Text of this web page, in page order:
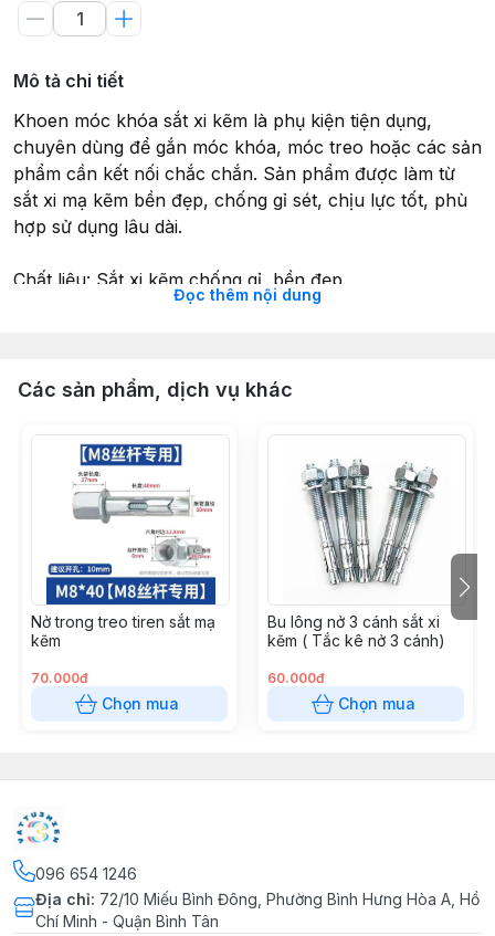
Mô tả chi tiết
Khoen móc khóa sắt xi kẽm là phụ kiện tiện dụng,
chuyên dùng để gắn móc khóa, móc treo hoặc các sản
phẩm cần kết nối chắc chắn. Sản phẩm được làm từ
sắt xi mạ kẽm bền đẹp, chống gỉ sét, chịu lực tốt, phù
hợp sử dụng lâu dài.
Chất liệu: Sắt xi kẽm chống gỉ, bền đẹp.
dùng trong môi trường bình thường.
Kích thước: Đa dạng, phù hợp nhiều nhu cầu sử dụng.
Lợi ích khi sử dụng
Giúp gắn móc khóa nhanh chóng, chắc chắn.
Đảm bảo độ bền và tính thẩm mỹ cao.
Thích hợp cho thợ thủ công, tiệm khóa hoặc sử dụng
#khoenmoc #khoenmockhoa #mockeykem
#mockhoasat #phukienmockhoa #mockhoaxikem
#phukiensat #mockhoa #mockhoachongri
Đọc thêm nội dung
Các sản phẩm, dịch vụ khác
Nở trong treo tiren sắt mạ
kẽm
70.000đ
Chọn mua
Bu lông nở 3 cánh sắt xi
kẽm ( Tắc kê nở 3 cánh)
60.000đ
Chọn mua
096 654 1246
Địa chỉ: 72/10 Miếu Bình Đông, Phường Bình Hưng Hòa A, Hồ
Chí Minh - Quận Bình Tân